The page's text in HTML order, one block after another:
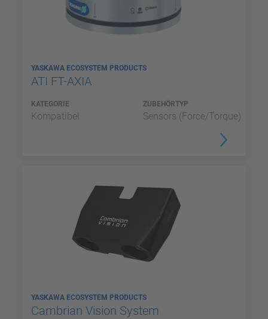
YASKAWA ECOSYSTEM PRODUCTS
ATI FT-AXIA
KATEGORIE
Kompatibel
ZUBEHÖRTYP
Sensors (Force/Torque)
YASKAWA ECOSYSTEM PRODUCTS
Cambrian Vision System